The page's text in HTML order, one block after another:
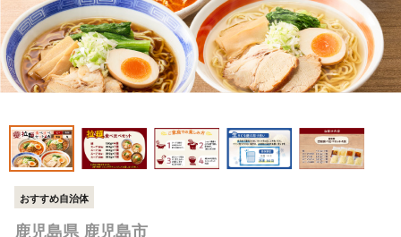
おすすめ自治体
鹿児島県 鹿児島市